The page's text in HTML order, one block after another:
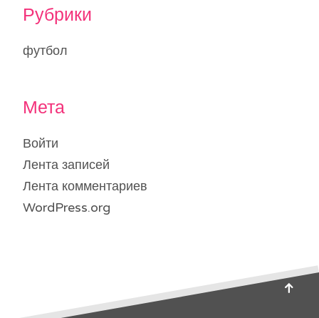
Рубрики
футбол
Мета
Войти
Лента записей
Лента комментариев
WordPress.org